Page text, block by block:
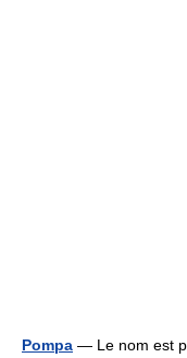
Pompa — Le nom est